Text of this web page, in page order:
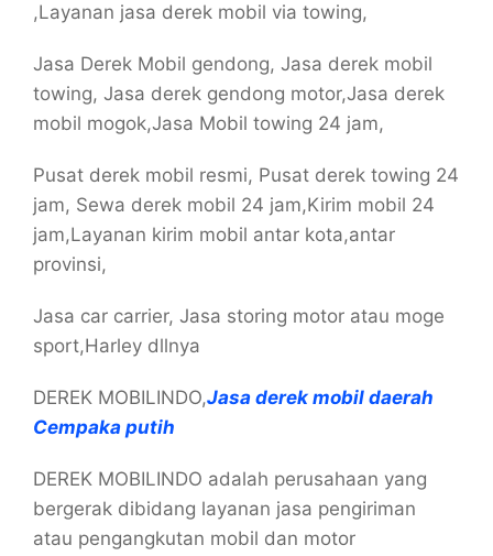
,Layanan jasa derek mobil via towing,
Jasa Derek Mobil gendong, Jasa derek mobil
towing, Jasa derek gendong motor,Jasa derek
mobil mogok,Jasa Mobil towing 24 jam,
Pusat derek mobil resmi, Pusat derek towing 24
jam, Sewa derek mobil 24 jam,Kirim mobil 24
jam,Layanan kirim mobil antar kota,antar
provinsi,
Jasa car carrier, Jasa storing motor atau moge
sport,Harley dllnya
DEREK MOBILINDO,Jasa derek mobil daerah
Cempaka putih
DEREK MOBILINDO adalah perusahaan yang
bergerak dibidang layanan jasa pengiriman
atau pengangkutan mobil dan motor